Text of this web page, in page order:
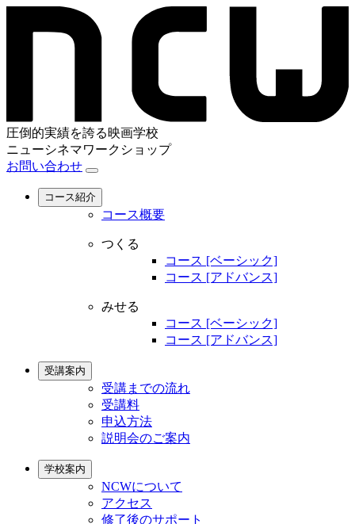
圧倒的実績を誇る映画学校
ニューシネマワークショップ
お問い合わせ
コース紹介
コース概要
つくる
コース [ベーシック]
コース [アドバンス]
みせる
コース [ベーシック]
コース [アドバンス]
受講案内
受講までの流れ
受講料
申込方法
説明会のご案内
学校案内
NCWについて
アクセス
修了後のサポート